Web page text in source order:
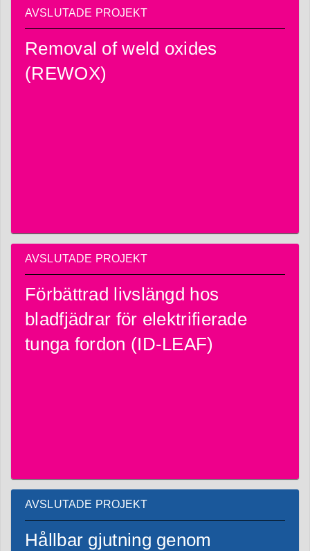
AVSLUTADE PROJEKT
Removal of weld oxides
(REWOX)
AVSLUTADE PROJEKT
Förbättrad livslängd hos
bladfjädrar för elektrifierade
tunga fordon (ID-LEAF)
AVSLUTADE PROJEKT
Hållbar gjutning genom